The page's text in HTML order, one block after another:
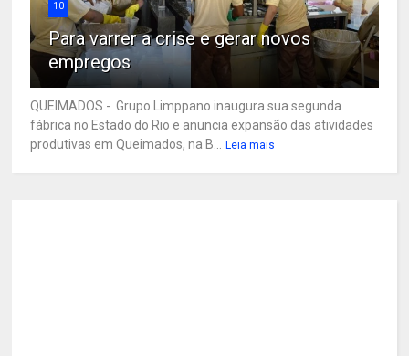
10
Para varrer a crise e gerar novos
empregos
QUEIMADOS - Grupo Limppano inaugura sua segunda
fábrica no Estado do Rio e anuncia expansão das atividades
produtivas em Queimados, na B...
Leia mais